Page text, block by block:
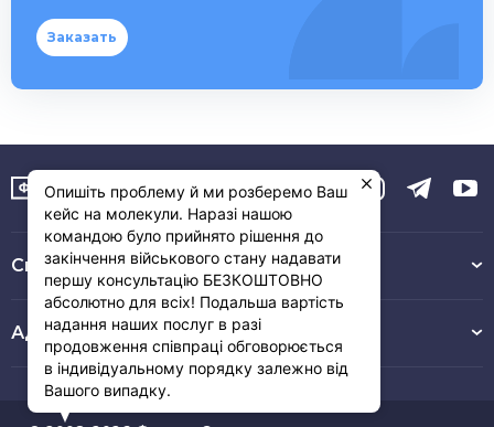
Заказать
Связь с нами :
Адрес
Опишіть проблему й ми розберемо Ваш
кейс на молекули. Наразі нашою
командою було прийнято рішення до
закінчення військового стану надавати
першу консультацію БЕЗКОШТОВНО
абсолютно для всіх! Подальша вартість
надання наших послуг в разі
продовження співпраці обговорюється
в індивідуальному порядку залежно від
Вашого випадку.